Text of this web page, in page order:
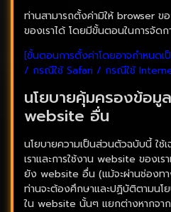
ท่านสามารถตั้งค่ามิให้ browser
ของเราได้ โดยมีขั้นตอนในการจัด
[ขั้นตอนการตั้งค่าโดยอาจกำหนด
/ กรณีใช้ Safari / กรณีใช้
นโยบายคุ้มครองข้อ
website อื่น
นโยบายความเป็นส่วนตัวฉบับนี้ ใช้เ
เราและการใช้งาน website ของเ
ยัง website อื่น (แม้จะผ่านช่องท
ท่านจะต้องศึกษาและปฏิบัติตามนโ
ใน website นั้นๆ แยกต่างหากจาก